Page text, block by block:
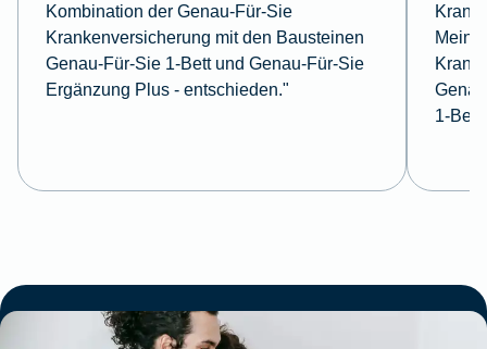
Kombination der Genau-Für-Sie
Krankenversicherung mit den Bausteinen
Genau-Für-Sie 1-Bett und Genau-Für-Sie
Ergänzung Plus - entschieden."
Meine
1-